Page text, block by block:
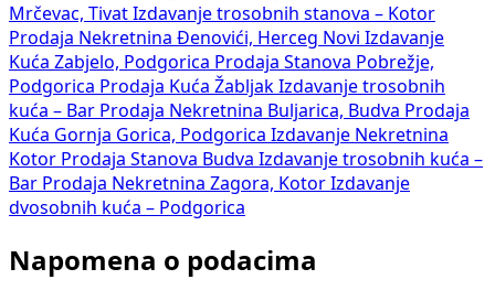
Mrčevac, Tivat Izdavanje trosobnih stanova – Kotor
Prodaja Nekretnina Đenovići, Herceg Novi Izdavanje
Kuća Zabjelo, Podgorica Prodaja Stanova Pobrežje,
Podgorica Prodaja Kuća Žabljak Izdavanje trosobnih
kuća – Bar Prodaja Nekretnina Buljarica, Budva Prodaja
Kuća Gornja Gorica, Podgorica Izdavanje Nekretnina
Kotor Prodaja Stanova Budva Izdavanje trosobnih kuća –
Bar Prodaja Nekretnina Zagora, Kotor Izdavanje
dvosobnih kuća – Podgorica
Napomena o podacima